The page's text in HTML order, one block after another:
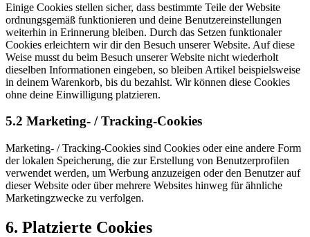
Einige Cookies stellen sicher, dass bestimmte Teile der Website
ordnungsgemäß funktionieren und deine Benutzereinstellungen
weiterhin in Erinnerung bleiben. Durch das Setzen funktionaler
Cookies erleichtern wir dir den Besuch unserer Website. Auf diese
Weise musst du beim Besuch unserer Website nicht wiederholt
dieselben Informationen eingeben, so bleiben Artikel beispielsweise
in deinem Warenkorb, bis du bezahlst. Wir können diese Cookies
ohne deine Einwilligung platzieren.
5.2 Marketing- / Tracking-Cookies
Marketing- / Tracking-Cookies sind Cookies oder eine andere Form
der lokalen Speicherung, die zur Erstellung von Benutzerprofilen
verwendet werden, um Werbung anzuzeigen oder den Benutzer auf
dieser Website oder über mehrere Websites hinweg für ähnliche
Marketingzwecke zu verfolgen.
6. Platzierte Cookies